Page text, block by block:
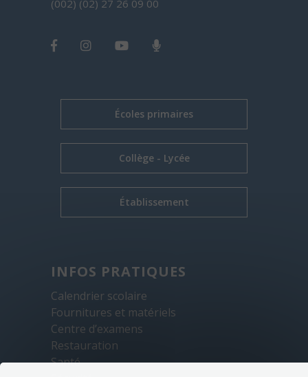
(002) (02) 27 26 09 00
Écoles primaires
Collège - Lycée
Établissement
INFOS PRATIQUES
Calendrier scolaire
Fournitures et matériels
Centre d’examens
Restauration
Santé